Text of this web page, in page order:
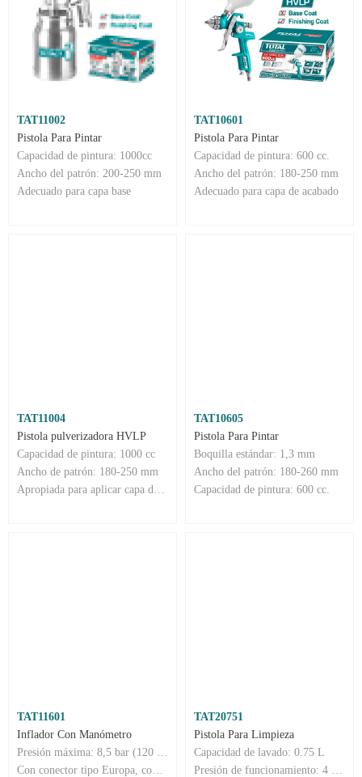
TAT11002
Pistola Para Pintar
Capacidad de pintura: 1000cc
Ancho del patrón: 200-250 mm
Adecuado para capa base
TAT10601
Pistola Para Pintar
Capacidad de pintura: 600 cc.
Ancho del patrón: 180-250 mm
Adecuado para capa de acabado
TAT11004
Pistola pulverizadora HVLP
Capacidad de pintura: 1000 cc
Ancho de patrón: 180-250 mm
Apropiada para aplicar capa de acabado
TAT10605
Pistola Para Pintar
Boquilla estándar: 1,3 mm
Ancho del patrón: 180-260 mm
Capacidad de pintura: 600 cc.
TAT11601
Inflador Con Manómetro
Presión máxima: 8,5 bar (120 PSI)
Con conector tipo Europa, conector tipo USA, conector tipo Nitto y conector tipo Italia
TAT20751
Pistola Para Limpieza
Capacidad de lavado: 0.75 L
Presión de funcionamiento: 4 bar